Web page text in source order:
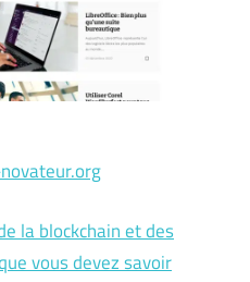
la blockchain et des
vous devez savoir